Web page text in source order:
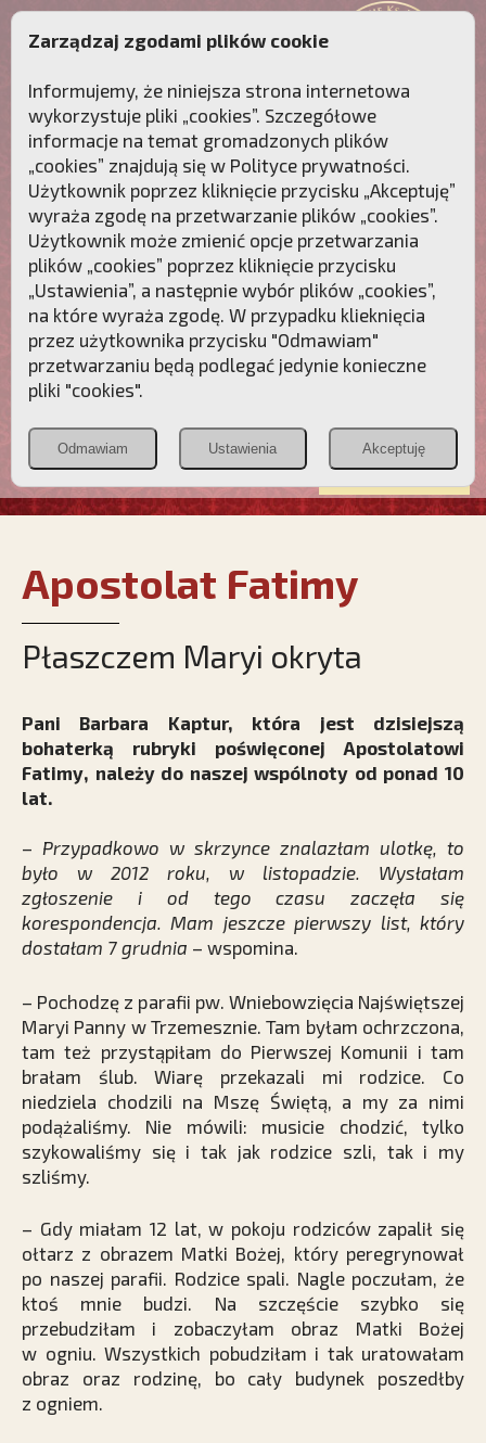
Przebudźmy sumienia Polaków!
Polonia
Christiana
PCh24.pl
Przymierze
POZNAJ APOSTOLAT FATIMY WESPRZYJ
NAS
Apostolat Fatimy
Płaszczem Maryi okryta
Pani Barbara Kaptur, która jest dzisiejszą
bohaterką rubryki poświęconej Apostolatowi
Fatimy, należy do naszej wspólnoty od ponad 10
lat.
– Przypadkowo w skrzynce znalazłam ulotkę, to
było w 2012 roku, w listopadzie. Wysłałam
zgłoszenie i od tego czasu zaczęła się
korespondencja. Mam jeszcze pierwszy list, który
dostałam 7 grudnia – wspomina.
– Pochodzę z parafii pw. Wniebowzięcia Najświętszej
Maryi Panny w Trzemesznie. Tam byłam ochrzczona,
tam też przystąpiłam do Pierwszej Komunii i tam
brałam ślub. Wiarę przekazali mi rodzice. Co
niedziela chodzili na Mszę Świętą, a my za nimi
podążaliśmy. Nie mówili: musicie chodzić, tylko
szykowaliśmy się i tak jak rodzice szli, tak i my
szliśmy.
– Gdy miałam 12 lat, w pokoju rodziców zapalił się
ołtarz z obrazem Matki Bożej, który peregrynował
po naszej parafii. Rodzice spali. Nagle poczułam, że
ktoś mnie budzi. Na szczęście szybko się
przebudziłam i zobaczyłam obraz Matki Bożej
w ogniu. Wszystkich pobudziłam i tak uratowałam
obraz oraz rodzinę, bo cały budynek poszedłby
z ogniem.
Zarządzaj zgodami plików cookie
Informujemy, że niniejsza strona internetowa
wykorzystuje pliki „cookies”. Szczegółowe
informacje na temat gromadzonych plików
„cookies” znajdują się w Polityce prywatności.
Użytkownik poprzez kliknięcie przycisku „Akceptuję”
wyraża zgodę na przetwarzanie plików „cookies”.
Użytkownik może zmienić opcje przetwarzania
plików „cookies” poprzez kliknięcie przycisku
„Ustawienia”, a następnie wybór plików „cookies”,
na które wyraża zgodę. W przypadku klieknięcia
przez użytkownika przycisku "Odmawiam"
przetwarzaniu będą podlegać jedynie konieczne
pliki "cookies".
Odmawiam Ustawienia Akceptuję